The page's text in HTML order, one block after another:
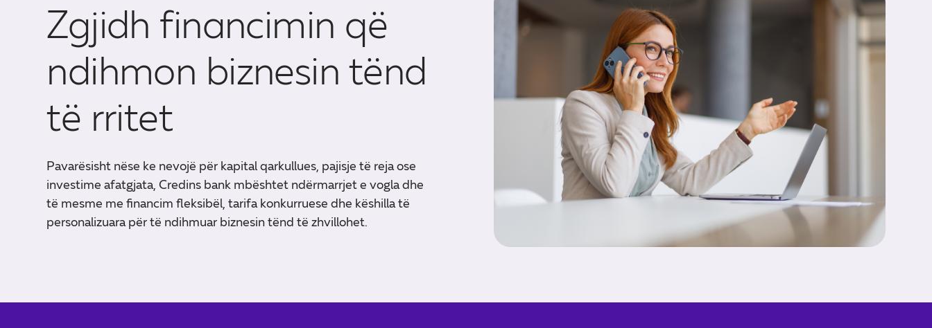
Zgjidh financimin që
ndihmon biznesin tënd
të rritet
Pavarësisht nëse ke nevojë për kapital qarkullues, pajisje të reja ose
investime afatgjata, Credins bank mbështet ndërmarrjet e vogla dhe
të mesme me financim fleksibël, tarifa konkurruese dhe këshilla të
personalizuara për të ndihmuar biznesin tënd të zhvillohet.